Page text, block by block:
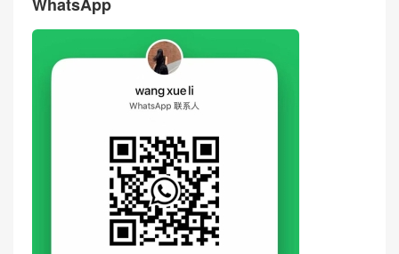
搶沙發
評論前必須登入！
WhatsApp